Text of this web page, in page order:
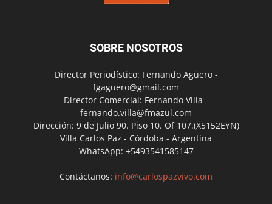
SOBRE NOSOTROS
Director Periodístico: Fernando Agüero -
fgaguero@gmail.com
Director Comercial: Fernando Villa -
fernando.villa@fmazul.com
Dirección: 9 de Julio 90. Piso 10. Of 107.(X5152EYN)
Villa Carlos Paz - Córdoba - Argentina
WhatsApp: +5493541585147
Contáctanos: info@carlospazvivo.com